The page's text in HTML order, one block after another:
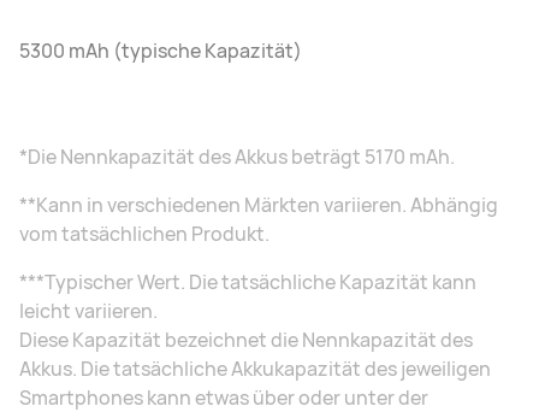
5300 mAh (typische Kapazität)
*Die Nennkapazität des Akkus beträgt 5170 mAh.
**Kann in verschiedenen Märkten variieren. Abhängig
vom tatsächlichen Produkt.
***Typischer Wert. Die tatsächliche Kapazität kann
leicht variieren.
Diese Kapazität bezeichnet die Nennkapazität des
Akkus. Die tatsächliche Akkukapazität des jeweiligen
Smartphones kann etwas über oder unter der